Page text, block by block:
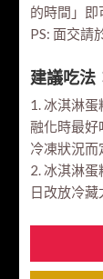
的時間」即
PS: 面交請
建議吃法
1. 冰淇淋
融化時最
冷凍狀況而
2. 冰淇淋
日改放冷藏